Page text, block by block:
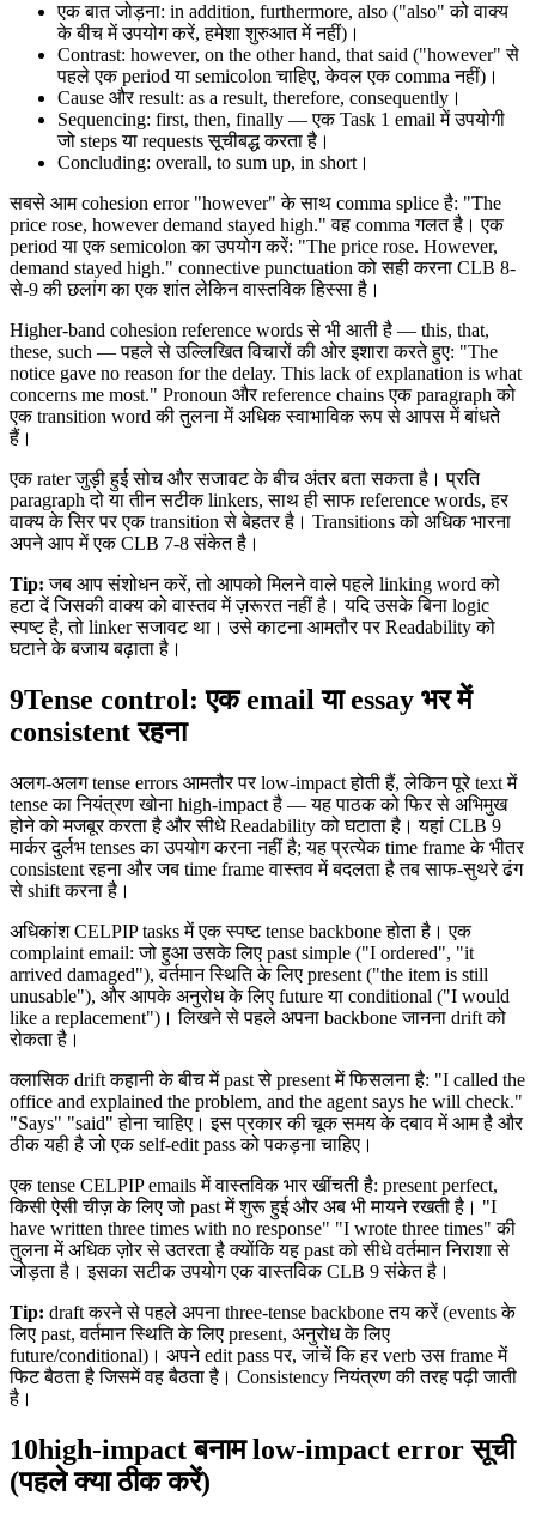
एक बात जोड़ना: in addition, furthermore, also ("also" को वाक्य
के बीच में उपयोग करें, हमेशा शुरुआत में नहीं)।
Contrast: however, on the other hand, that said ("however" से
पहले एक period या semicolon चाहिए, केवल एक comma नहीं)।
Cause और result: as a result, therefore, consequently।
Sequencing: first, then, finally — एक Task 1 email में उपयोगी
जो steps या requests सूचीबद्ध करता है।
Concluding: overall, to sum up, in short।
सबसे आम cohesion error "however" के साथ comma splice है: "The
price rose, however demand stayed high." वह comma गलत है। एक
period या एक semicolon का उपयोग करें: "The price rose. However,
demand stayed high." connective punctuation को सही करना CLB 8-
से-9 की छलांग का एक शांत लेकिन वास्तविक हिस्सा है।
Higher-band cohesion reference words से भी आती है — this, that,
these, such — पहले से उल्लिखित विचारों की ओर इशारा करते हुए: "The
notice gave no reason for the delay. This lack of explanation is what
concerns me most." Pronoun और reference chains एक paragraph को
एक transition word की तुलना में अधिक स्वाभाविक रूप से आपस में बांधते
हैं।
एक rater जुड़ी हुई सोच और सजावट के बीच अंतर बता सकता है। प्रति
paragraph दो या तीन सटीक linkers, साथ ही साफ reference words, हर
वाक्य के सिर पर एक transition से बेहतर है। Transitions को अधिक भारना
अपने आप में एक CLB 7-8 संकेत है।
Tip: जब आप संशोधन करें, तो आपको मिलने वाले पहले linking word को
हटा दें जिसकी वाक्य को वास्तव में ज़रूरत नहीं है। यदि उसके बिना logic
स्पष्ट है, तो linker सजावट था। उसे काटना आमतौर पर Readability को
घटाने के बजाय बढ़ाता है।
9Tense control: एक email या essay भर में
consistent रहना
अलग-अलग tense errors आमतौर पर low-impact होती हैं, लेकिन पूरे text में
tense का नियंत्रण खोना high-impact है — यह पाठक को फिर से अभिमुख
होने को मजबूर करता है और सीधे Readability को घटाता है। यहां CLB 9
मार्कर दुर्लभ tenses का उपयोग करना नहीं है; यह प्रत्येक time frame के भीतर
consistent रहना और जब time frame वास्तव में बदलता है तब साफ-सुथरे ढंग
से shift करना है।
अधिकांश CELPIP tasks में एक स्पष्ट tense backbone होता है। एक
complaint email: जो हुआ उसके लिए past simple ("I ordered", "it
arrived damaged"), वर्तमान स्थिति के लिए present ("the item is still
unusable"), और आपके अनुरोध के लिए future या conditional ("I would
like a replacement")। लिखने से पहले अपना backbone जानना drift को
रोकता है।
क्लासिक drift कहानी के बीच में past से present में फिसलना है: "I called the
office and explained the problem, and the agent says he will check."
"Says" "said" होना चाहिए। इस प्रकार की चूक समय के दबाव में आम है और
ठीक यही है जो एक self-edit pass को पकड़ना चाहिए।
एक tense CELPIP emails में वास्तविक भार खींचती है: present perfect,
किसी ऐसी चीज़ के लिए जो past में शुरू हुई और अब भी मायने रखती है। "I
have written three times with no response" "I wrote three times" की
तुलना में अधिक ज़ोर से उतरता है क्योंकि यह past को सीधे वर्तमान निराशा से
जोड़ता है। इसका सटीक उपयोग एक वास्तविक CLB 9 संकेत है।
Tip: draft करने से पहले अपना three-tense backbone तय करें (events के
लिए past, वर्तमान स्थिति के लिए present, अनुरोध के लिए
future/conditional)। अपने edit pass पर, जांचें कि हर verb उस frame में
फिट बैठता है जिसमें वह बैठता है। Consistency नियंत्रण की तरह पढ़ी जाती
है।
10high-impact बनाम low-impact error सूची
(पहले क्या ठीक करें)